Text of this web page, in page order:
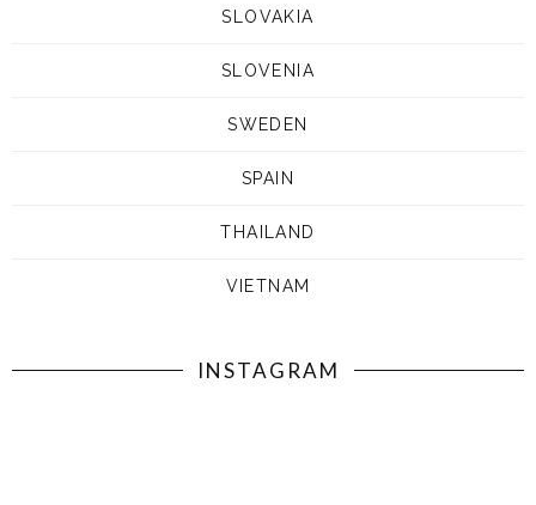
SLOVAKIA
SLOVENIA
SWEDEN
SPAIN
THAILAND
VIETNAM
INSTAGRAM